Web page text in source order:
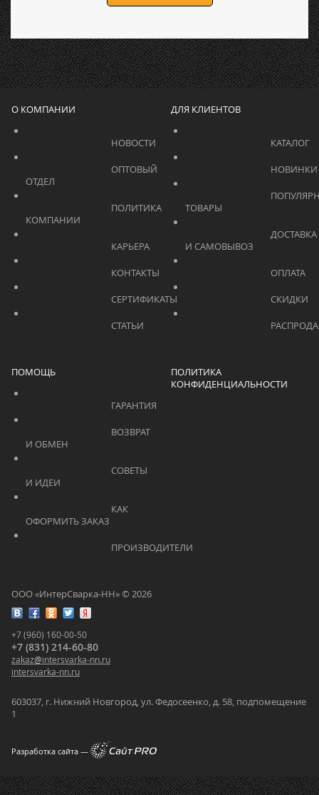
ООО «ИнтерСварка-НН» © 2026
+7 (960) 160-00-50
+7 (831) 214-60-80
zakaz@intersvarka-nn.ru
intersvarka-nn.ru
603037, г. Нижний Новгород, ул. Федосеенко, д. 58, подпомещение
1
Разработка сайта —
О КОМПАНИИ
			    		КАРЬЕРА
ДЛЯ КЛИЕНТОВ
ПОМОЩЬ
ПОЛИТИКА
КОНФИДЕНЦИАЛЬНОСТИ